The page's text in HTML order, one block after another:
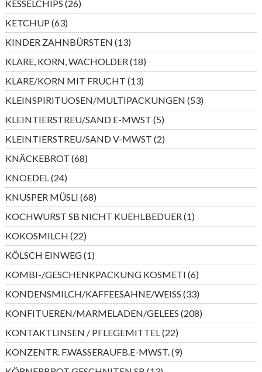
KESSELCHIPS 2626
Produkte
KETCHUP 6363
Produkte
KINDER ZAHNBÜRSTEN 1313
Produkte
KLARE, KORN, WACHOLDER 1818
Produkte
KLARE/KORN MIT FRUCHT 1313
Produkte
KLEINSPIRITUOSEN/MULTIPACKUNGEN 5353
Produkte
KLEINTIERSTREU/SAND E-MWST 55
Produkte
KLEINTIERSTREU/SAND V-MWST 22
Produkte
KNÄCKEBROT 6868
Produkte
KNOEDEL 2424
Produkte
KNUSPER MÜSLI 6868
Produkte
KOCHWURST SB NICHT KUEHLBEDUER 11
Produkt
KOKOSMILCH 2222
Produkte
KÖLSCH EINWEG 11
Produkt
KOMBI-/GESCHENKPACKUNG KOSMETI 66
Produkte
KONDENSMILCH/KAFFEESAHNE/WEISS 3333
Produkte
KONFITUEREN/MARMELADEN/GELEES 208208
Produkte
KONTAKTLINSEN / PFLEGEMITTEL 2222
Produkte
KONZENTR. F.WASSERAUFB.E-MWST. 99
Produkte